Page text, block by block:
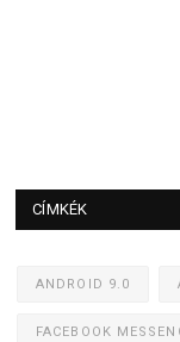
CÍMKÉK
ANDROID 9.0
FACEBOOK